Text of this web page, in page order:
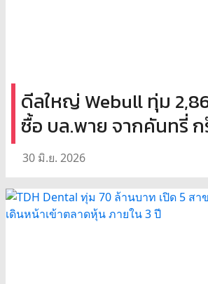
ดีลใหญ่ Webull ทุ่ม
ซื้อ บล.พาย จากคันทรี่
30 มิ.ย. 2026